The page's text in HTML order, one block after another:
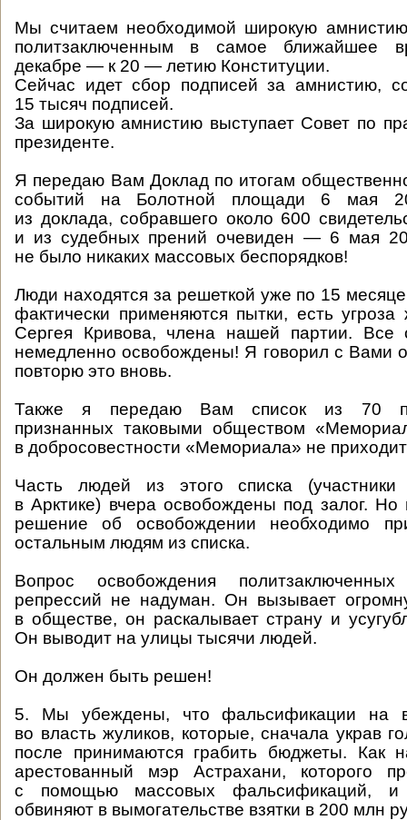
Мы считаем необходимой широкую
политзаключенным в самое
декабре — к 20 — летию Конституции.
Сейчас идет сбор подписей за амнистию,
15 тысяч подписей.
За широкую амнистию выступает Совет по
президенте.
Я передаю Вам Доклад по итогам
событий на Болотной площади 6 мая
из доклада, собравшего около 600
и из судебных прений очевиден — 6 мая
не было никаких массовых беспорядков!
Люди находятся за решеткой уже по 15
фактически применяются пытки, есть
Сергея Кривова, члена нашей партии.
немедленно освобождены! Я говорил с Вами
повторю это вновь.
Также я передаю Вам список из 70
признанных таковыми обществом
в добросовестности «Мемориала» не
Часть людей из этого списка (участники
в Арктике) вчера освобождены под залог.
решение об освобождении необходимо
остальным людям из списка.
Вопрос освобождения
репрессий не надуман. Он вызывает
в обществе, он раскалывает страну и
Он выводит на улицы тысячи людей.
Он должен быть решен!
5. Мы убеждены, что фальсификации на
во власть жуликов, которые, сначала украв
после принимаются грабить бюджеты. Как
арестованный мэр Астрахани, которого
с помощью массовых фальсификаций, и
обвиняют в вымогательстве взятки в 200 млн